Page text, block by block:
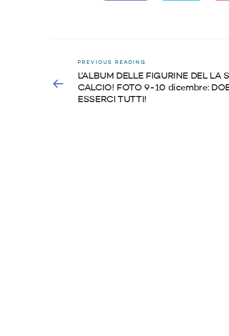
PREVIOUS READING
L’ALBUM DELLE FIGURINE DEL LA
CALCIO! FOTO 9-10 dicembre:
ESSERCI TUTTI!